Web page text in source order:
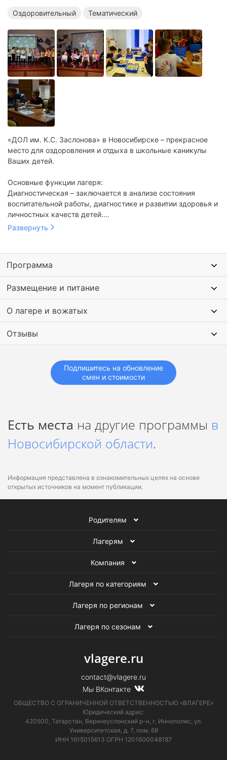
Оздоровительный Тематический
«ДОЛ им. К.С. Заслонова» в Новосибирске – прекрасное
место для оздоровления и отдыха в школьные каникулы
Ваших детей.
Основные функции лагеря:
Диагностическая – заключается в анализе состояния
воспитательной работы, диагностике и развитии здоровья и
личностных качеств детей.
Социально-терапевтическая – предусматривает оказание
психолого-педагогической помощи ребенку, направленной
на преодоление последствий влияния неблагоприятных
факторов социализации.
Образовательно-воспитательная – заключается в
Развернуть
Программа
Размещение и питание
О лагере и вожатых
Отзывы
Подпишитесь на обновление
смен и стоимости
Есть места на другие программы в
Новосибирской области.
Информация представлена в ознакомительных целях на основе
открытых источников на момент публикации.
Родителям
Лагерям
Компания
Лагеря по категориям
Лагеря по регионам
Лагеря по сезонам
vlagere.ru
contact@vlagere.ru
Мы ВКонтакте
ОБЩЕСТВО С ОГРАНИЧЕННОЙ ОТВЕТСТВЕННОСТЬЮ «ВЛАГЕРЕ»
Юридический адрес:
420500, Татарстан, Верхнеуслонский р-н, г. Иннополис, ул.
Университетская, д. 7, пом. 68
ИНН 1615015613 ОГРН 1201600048187